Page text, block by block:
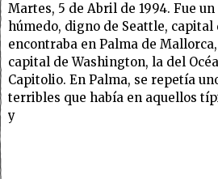
Martes, 5 de Abril de 1994. Fue
húmedo, digno de Seattle, capital
encontraba en Palma de
capital de Washington, la del
Capitolio. En Palma, se repetía
terribles que había en aquellos
y